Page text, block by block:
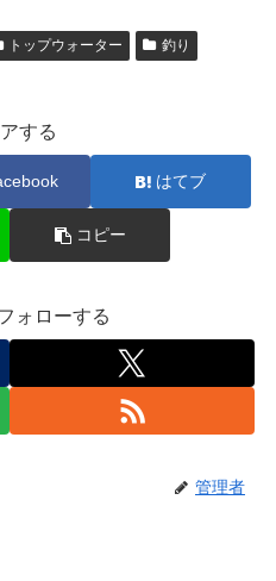
トップウォーター
釣り
する
はてブ
コピー
ォローする
管理者